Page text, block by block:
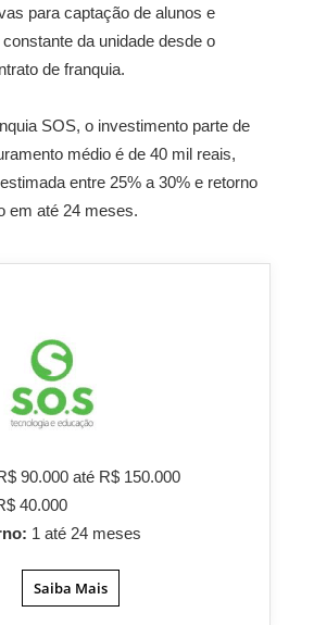
para captação de alunos e
da unidade desde o
de franquia.
SOS, o investimento parte de
médio é de 40 mil reais,
entre 25% a 30% e retorno
em até 24 meses.
90.000 até R$ 150.000
40.000
1 até 24 meses
Saiba Mais